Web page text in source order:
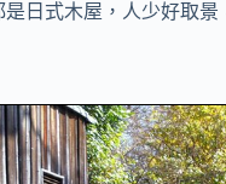
是日式木屋，人少好取